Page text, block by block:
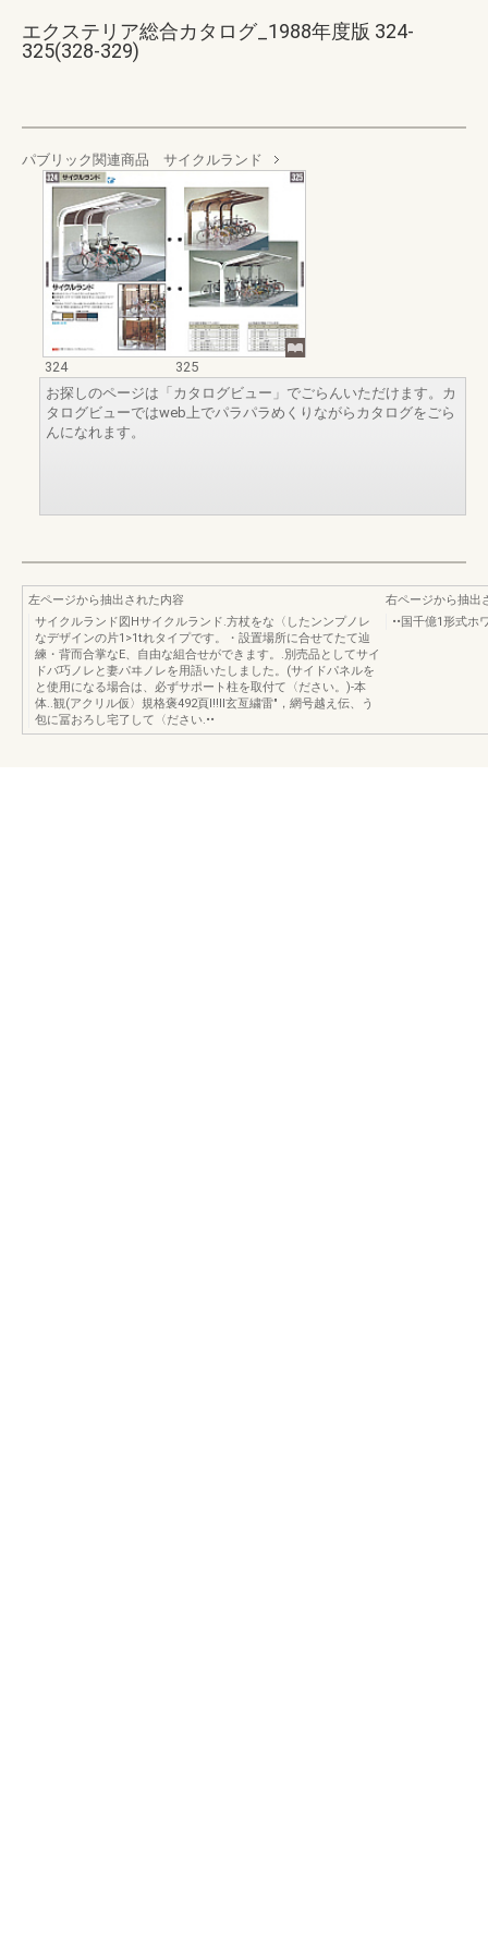
エクステリア総合カタログ_1988年度版 324-
325(328-329)
パブリック関連商品 サイクルランド
324
325
お探しのページは「カタログビュー」でごらんいただけます。カ
タログビューではweb上でパラパラめくりながらカタログをごら
んになれます。
左ページから抽出された内容
サイクルランド図Hサイクルランド.方杖をな〈したンンプノレ
なデザインの片1>1tれタイプです。・設置場所に合せてたて辿
練・背而合掌なE、自由な組合せができます。.別売品としてサイ
ドバ巧ノレと妻パヰノレを用語いたしました。(サイドパネルを
と使用になる場合は、必ずサポート柱を取付て〈ださい。)-本
体..観(アクリル仮〉規格褒492頁I!!II玄亙繍雷"，網号越え伝、う
包に冨おろし宅了して〈ださい.••
右ページから抽出
••国千億1形式ホ